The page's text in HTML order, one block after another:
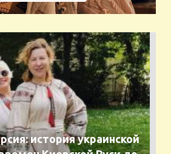
история украинской